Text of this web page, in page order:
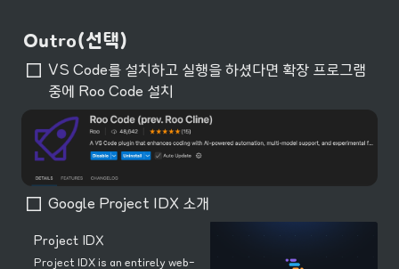
Outro(선택)
VS Code를 설치하고 실행을 하셨다면 확장 프로그램
중에 Roo Code 설치
Google Project IDX 소개
Project IDX
Project IDX is an entirely web-